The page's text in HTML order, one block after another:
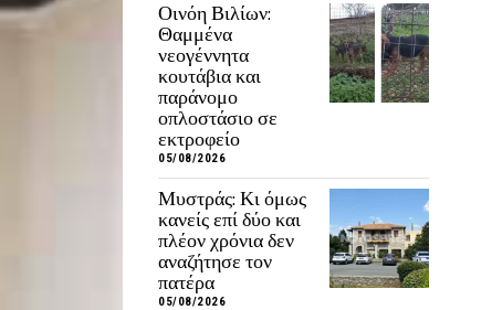
Οινόη Βιλίων:
Θαμμένα
νεογέννητα
κουτάβια και
παράνομο
οπλοστάσιο σε
εκτροφείο
05/08/2026
Μυστράς: Κι όμως
κανείς επί δύο και
πλέον χρόνια δεν
αναζήτησε τον
πατέρα
05/08/2026